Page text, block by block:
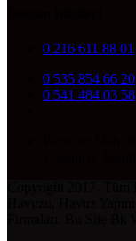
0 216 611 88 01
0 535 854 66 20
0 541 484 03 58